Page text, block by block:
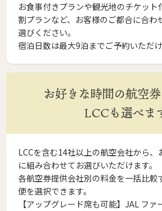
お食事付きプランや観光地のチケット
割プランなど、お客様のご都合に合わ
選びください。
宿泊日数は最大9泊までご予約いただけ
お好きな時間の航空
LCCも選べま
LCCを含む14社以上の航空会社から、
に組み合わせてお選びいただけます。
各航空券提供会社別の料金を一括比較
便を選択できます。
【アップグレード席も可能】JAL フ